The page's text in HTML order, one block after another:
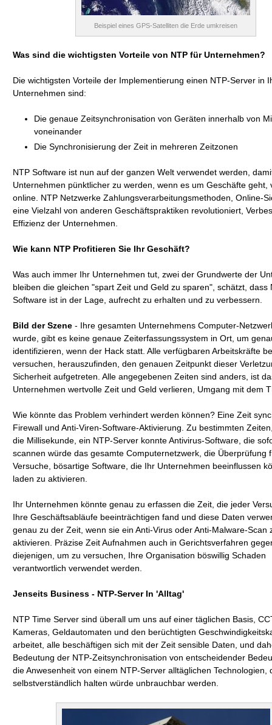
Beispiel eines GPS-Satelliten die Erde umkreisen
Was sind die wichtigsten Vorteile von NTP für Unternehmen?
Die wichtigsten Vorteile der Implementierung einen NTP-Server in
Unternehmen sind:
Die genaue Zeitsynchronisation von Geräten innerhalb von
voneinander
Die Synchronisierung der Zeit in mehreren Zeitzonen
NTP Software ist nun auf der ganzen Welt verwendet werden,
Unternehmen pünktlicher zu werden, wenn es um Geschäfte geht,
online. NTP Netzwerke Zahlungsverarbeitungsmethoden, Online-
eine Vielzahl von anderen Geschäftspraktiken revolutioniert,
Effizienz der Unternehmen.
Wie kann NTP Profitieren Sie Ihr Geschäft?
Was auch immer Ihr Unternehmen tut, zwei der Grundwerte der
bleiben die gleichen "spart Zeit und Geld zu sparen", schätzt, dass
Software ist in der Lage, aufrecht zu erhalten und zu verbessern.
Bild der Szene - Ihre gesamten Unternehmens Computer-
wurde, gibt es keine genaue Zeiterfassungssystem in Ort, um
identifizieren, wenn der Hack statt. Alle verfügbaren Arbeitskräfte
versuchen, herauszufinden, den genauen Zeitpunkt dieser
Sicherheit aufgetreten. Alle angegebenen Zeiten sind anders, ist
Unternehmen wertvolle Zeit und Geld verlieren, Umgang mit dem
Wie könnte das Problem verhindert werden können? Eine Zeit
Firewall und Anti-Viren-Software-Aktivierung. Zu bestimmten
die Millisekunde, ein NTP-Server konnte Antivirus-Software, die
scannen würde das gesamte Computernetzwerk, die Überprüfung
Versuche, bösartige Software, die Ihr Unternehmen beeinflussen
laden zu aktivieren.
Ihr Unternehmen könnte genau zu erfassen die Zeit, die jeder
Ihre Geschäftsabläufe beeinträchtigen fand und diese Daten
genau zu der Zeit, wenn sie ein Anti-Virus oder Anti-Malware-Scan
aktivieren. Präzise Zeit Aufnahmen auch in Gerichtsverfahren
diejenigen, um zu versuchen, Ihre Organisation böswillig Schaden
verantwortlich verwendet werden.
Jenseits Business - NTP-Server In 'Alltag'
NTP Time Server sind überall um uns auf einer täglichen Basis,
Kameras, Geldautomaten und den berüchtigten
arbeitet, alle beschäftigen sich mit der Zeit sensible Daten, und
Bedeutung der NTP-Zeitsynchronisation von entscheidender
die Anwesenheit von einem NTP-Server alltäglichen Technologien,
selbstverständlich halten würde unbrauchbar werden.